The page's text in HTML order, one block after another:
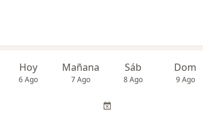
Hoy
6 Ago
Mañana
7 Ago
Sáb
8 Ago
Dom
9 Ago